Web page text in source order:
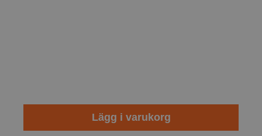
Lägg i varukorg